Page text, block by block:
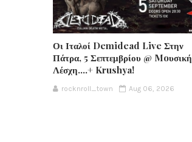
Οι Ιταλοί Demidead Live Στην
Πάτρα, 5 Σεπτεμβρίου @ Moυσική
Λέσχη….+ Krushya!
rocknroll_town Aug 06, 2026